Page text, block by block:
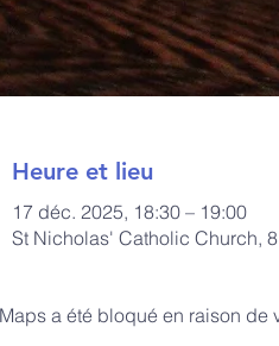
Heure et lieu
17 déc. 2025, 18:30 – 19:00
St Nicholas' Catholic Church,
a été bloqué en raison